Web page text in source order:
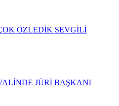
ÖZLEDİK SEVGİLİ
JÜRİ BAŞKANI